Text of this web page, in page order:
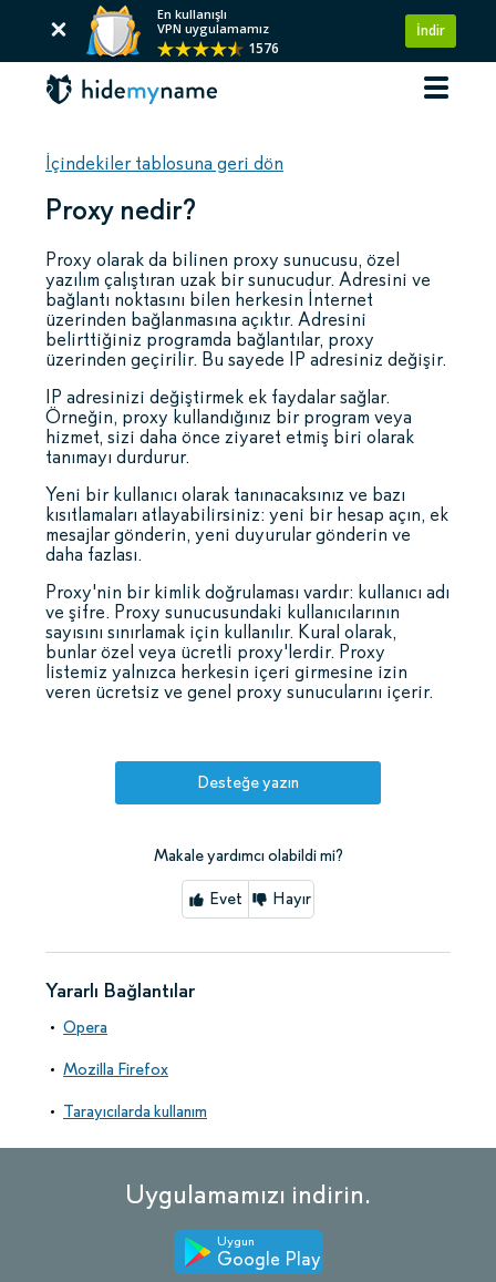
En kullanışlı
VPN uygulamamız
1576
İndir
İçindekiler tablosuna geri dön
Proxy nedir?
Proxy olarak da bilinen proxy sunucusu, özel
yazılım çalıştıran uzak bir sunucudur. Adresini ve
bağlantı noktasını bilen herkesin İnternet
üzerinden bağlanmasına açıktır. Adresini
belirttiğiniz programda bağlantılar, proxy
üzerinden geçirilir. Bu sayede IP adresiniz değişir.
IP adresinizi değiştirmek ek faydalar sağlar.
Örneğin, proxy kullandığınız bir program veya
hizmet, sizi daha önce ziyaret etmiş biri olarak
tanımayı durdurur.
Yeni bir kullanıcı olarak tanınacaksınız ve bazı
kısıtlamaları atlayabilirsiniz: yeni bir hesap açın, ek
mesajlar gönderin, yeni duyurular gönderin ve
daha fazlası.
Proxy'nin bir kimlik doğrulaması vardır: kullanıcı adı
ve şifre. Proxy sunucusundaki kullanıcılarının
sayısını sınırlamak için kullanılır. Kural olarak,
bunlar özel veya ücretli proxy'lerdir. Proxy
listemiz yalnızca herkesin içeri girmesine izin
veren ücretsiz ve genel proxy sunucularını içerir.
Desteğe yazın
Makale yardımcı olabildi mi?
Evet Hayır
Yararlı Bağlantılar
Opera
Mozilla Firefox
Tarayıcılarda kullanım
Uygulamamızı indirin.
Uygun
Google Play